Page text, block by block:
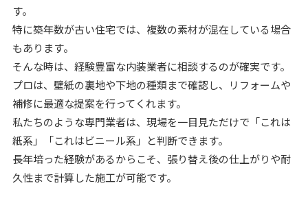
す。
特に築年数が古い住宅では、複数の素材が混在している場合
もあります。
そんな時は、経験豊富な内装業者に相談するのが確実です。
プロは、壁紙の裏地や下地の種類まで確認し、リフォームや
補修に最適な提案を行ってくれます。
私たちのような専門業者は、現場を一目見ただけで「これは
紙系」「これはビニール系」と判断できます。
長年培った経験があるからこそ、張り替え後の仕上がりや耐
久性まで計算した施工が可能です。